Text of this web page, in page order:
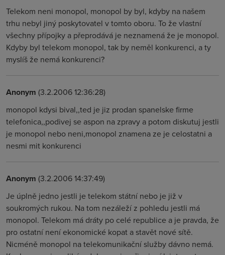
Telekom neni monopol, monopol by byl, kdyby na našem
trhu nebyl jiný poskytovatel v tomto oboru. To že vlastní
všechny přípojky a přeprodává je neznamená že je monopol.
Kdyby byl telekom monopol, tak by neměl konkurenci, a ty
myslíš že nemá konkurenci?
Anonym (3.2.2006 12:36:28)
monopol kdysi bival,,ted je jiz prodan spanelske firme
telefonica,,podivej se aspon na zpravy a potom diskutuj jestli
je monopol nebo neni,monopol znamena ze je celostatni a
nesmi mit konkurenci
Anonym (3.2.2006 14:37:49)
Je úplně jedno jestli je telekom státní nebo je již v
soukromých rukou. Na tom nezáleží z pohledu jestli má
monopol. Telekom má dráty po celé republice a je pravda, že
pro ostatní není ekonomické kopat a stavět nové sítě.
Nicméně monopol na telekomunikační služby dávno nemá.